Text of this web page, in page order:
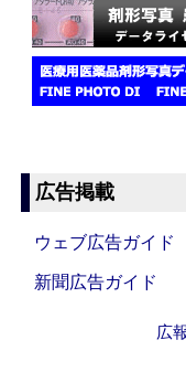
広告掲載
ウェブ広告ガイド
新聞広告ガイド
広